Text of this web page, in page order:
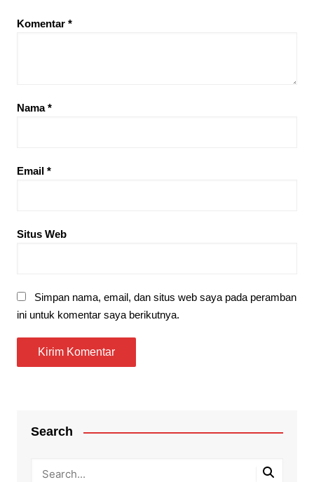
Komentar *
Nama*
Email *
Situs Web
Simpan nama, email, dan situs web saya pada peramban
ini untuk komentar saya berikutnya.
Search